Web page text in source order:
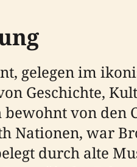
gelegen im
Geschichte,
von den
Nationen, war
durch alte